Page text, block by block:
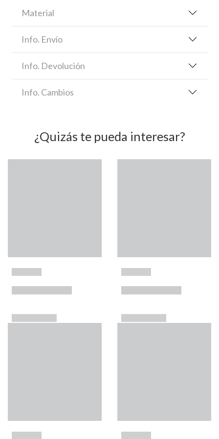
Material
Info. Envío
Info. Devolución
Info. Cambios
¿Quizás te pueda interesar?